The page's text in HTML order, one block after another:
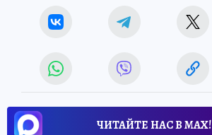
ЧИТАЙТЕ НАС В МАХ!